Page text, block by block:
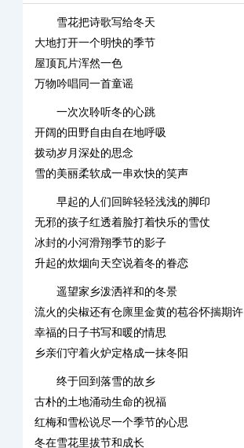
雪花把诗歌写给冬天
大地打开一个明快的季节
屋顶瓦片浑然一色
万物吟唱同一首童谣
一次次聆听冬的心跳
开阔的田野自由自在地呼吸
拨动岁月深处的思念
雪的美丽柔软成一串欢快的笑声
早起的人们回眸轻轻浅浅的脚印
无邪的孩子红透着脸打着快乐的雪仗
冰封的小河滑翔季节的影子
升起的炊烟向天空说着冬的眷恋
遥望家乡泼洒祥和的冬景
流火的尖椒还有仓廪里金黄的苞谷怀揣期许
幸福的日子书写和暖的情思
乡亲们守着火炉定格成一抹冬阳
终于回到落雪的故乡
古朴的土地涌动生命的祝福
红梅和雪松说尽一个季节的心思
冬在雪花里拔节和成长